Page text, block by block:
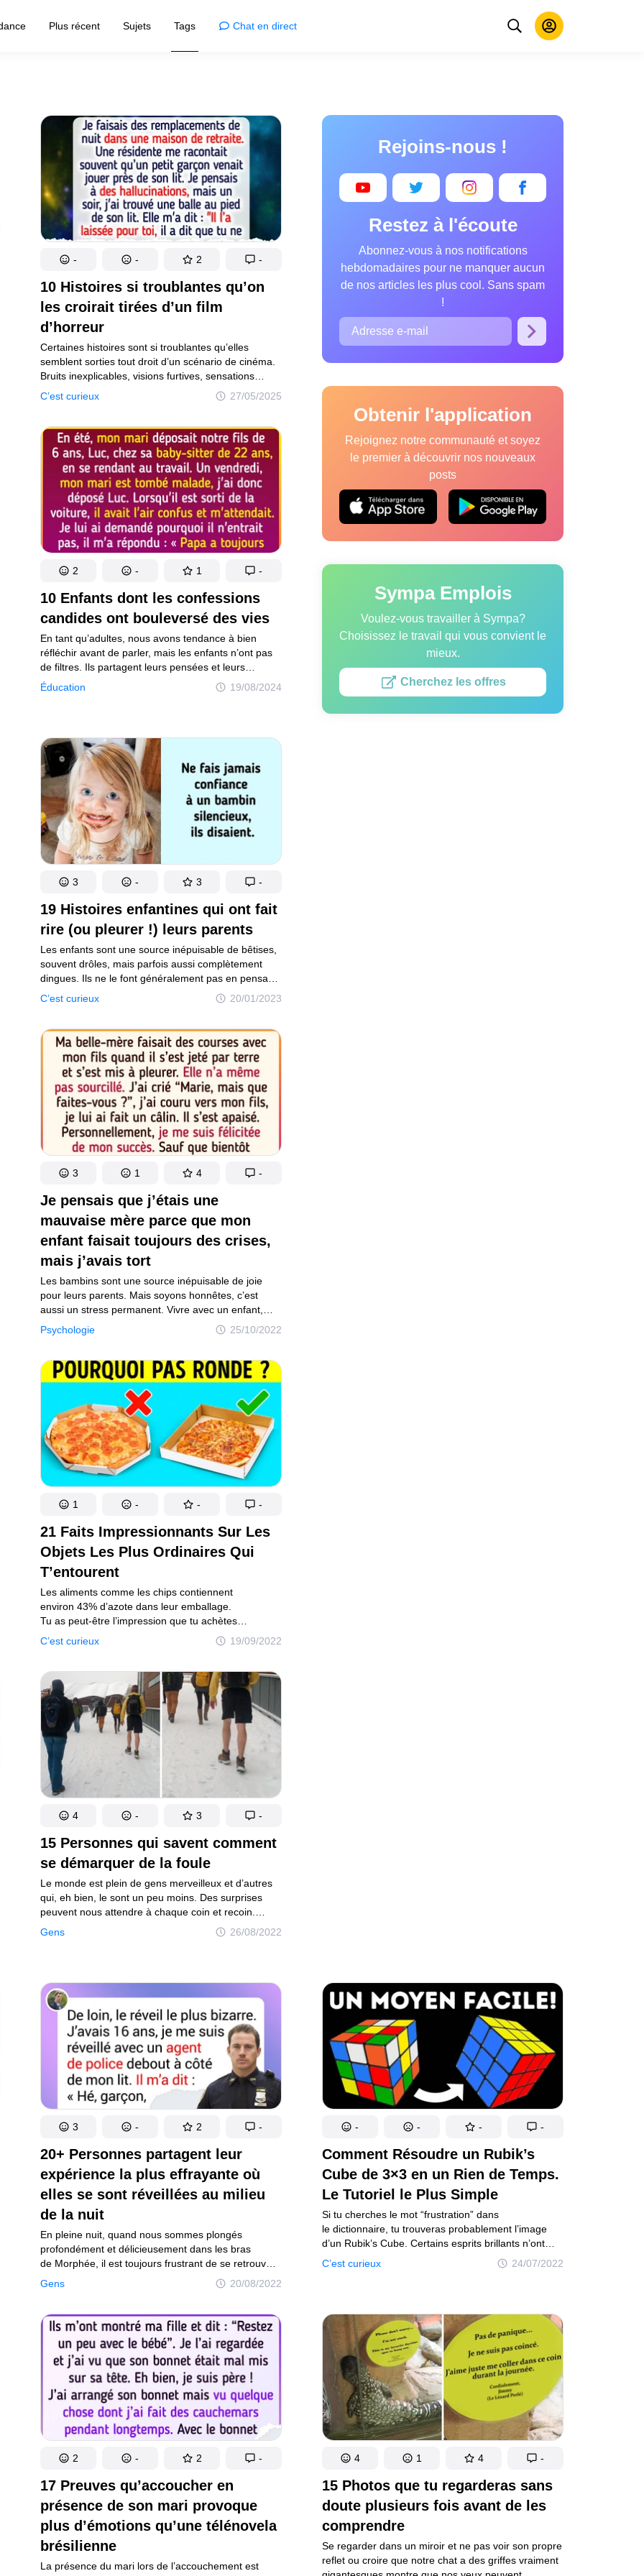
10 Histoires si troublantes qu’on
les croirait tirées d’un film
d’horreur
C’est curieux 27/05/2025
Certaines histoires sont si troublantes qu’elles
semblent sorties tout droit d’un scénario de cinéma.
Bruits inexplicables, visions furtives, sensations
glaçantes... ces récits vécus laissent un étrange
- - 2 -
10 Enfants dont les confessions
candides ont bouleversé des vies
Éducation 19/08/2024
En tant qu’adultes, nous avons tendance à bien
réfléchir avant de parler, mais les enfants n’ont pas
de filtres. Ils partagent leurs pensées et leurs
sentiments ouvertement, sans crainte. Cela peut
conduire à des révélations embarrassantes qui font
ou s’ils sont simplement le fruit de l’imagination d’un
enfant. Les histoires présentées dans cet article
illustrent une série d’aveux surprenants faits par des
enfants, qui ont tous laissé leurs parents
profondément déstabilisés.
2 - 1 -
19 Histoires enfantines qui ont fait
rire (ou pleurer !) leurs parents
C’est curieux 20/01/2023
Les enfants sont une source inépuisable de bêtises,
souvent drôles, mais parfois aussi complètement
dingues. Ils ne le font généralement pas en pensant
à mal : c’est leur façon de découvrir le monde. Quoi
qu’il en soit, la meilleure des choses qu’il reste
situations et d’apprendre à en rire.
3 - 3 -
Je pensais que j’étais une
mauvaise mère parce que mon
enfant faisait toujours des crises,
mais j’avais tort
Psychologie 25/10/2022
Les bambins sont une source inépuisable de joie
pour leurs parents. Mais soyons honnêtes, c’est
aussi un stress permanent. Vivre avec un enfant,
c’est comme vivre près d’un volcan : il y a un instant
à peine, il riait aux éclats, mais le voilà qui se met
se sentent déroutés et ne comprennent pas
pourquoi, alors que tout allait bien, leur ange hurle
à pleins poumons et n’a manifestement pas
l’intention d’arrêter, malgré les demandes, les
interdictions et les supplications. Aujourd’hui, l’une
de nos auteures souhaite partager avec toi l’histoire
des crises de colère de son enfant.
3 1 4 -
21 Faits Impressionnants Sur Les
Objets Les Plus Ordinaires Qui
T’entourent
C’est curieux 19/09/2022
Les aliments comme les chips contiennent
environ 43% d’azote dans leur emballage.
Tu as peut-être l’impression que tu achètes
un sachet à moitié rempli d’air, mais c’est
exactement le contraire : l’oxygène, le gaz que nous
de ton sachet — il les ferait rancir rapidement.
Ce n’est pas pour rien que l’on parle d’"oxydation".
1 - - -
15 Personnes qui savent comment
se démarquer de la foule
Gens 26/08/2022
Le monde est plein de gens merveilleux et d’autres
qui, eh bien, le sont un peu moins. Des surprises
peuvent nous attendre à chaque coin et recoin.
Tu peux partager ton siège avec les pieds
Et on ne peut s’empêcher de se demander : “Mais
qui fait des choses pareilles ?”.
4 - 3 -
20+ Personnes partagent leur
expérience la plus effrayante où
elles se sont réveillées au milieu
de la nuit
Gens 20/08/2022
En pleine nuit, quand nous sommes plongés
profondément et délicieusement dans les bras
de Morphée, il est toujours frustrant de se retrouver
soudainement réveillé, les yeux grands ouverts. Les
internautes ont partagé les histoires les plus
brusquement levés au milieu de la nuit.
3 - 2 -
Comment Résoudre un Rubik’s
Cube de 3×3 en un Rien de Temps.
Le Tutoriel le Plus Simple
C’est curieux 24/07/2022
Si tu cherches le mot “frustration” dans
le dictionnaire, tu trouveras probablement l’image
d’un Rubik’s Cube. Certains esprits brillants n’ont
besoin que de 5 secondes pour résoudre
le problème, tandis que d’autres passent des années
la solution avec un simple algorithme ? Je l’ai testé
moi-même, et c’est très vraiment facile ! Jette
un coup d’œil...
- - - -
17 Preuves qu’accoucher en
présence de son mari provoque
plus d’émotions qu’une télénovela
brésilienne
La présence du mari lors de l’accouchement est
2 - 2 -
15 Photos que tu regarderas sans
doute plusieurs fois avant de les
comprendre
Se regarder dans un miroir et ne pas voir son propre
reflet ou croire que notre chat a des griffes vraiment
4 1 4 -
Rejoins-nous !
Restez à l'écoute
Abonnez-vous à nos notifications
hebdomadaires pour ne manquer aucun
de nos articles les plus cool. Sans spam
!
Obtenir l'application
Rejoignez notre communauté et soyez
le premier à découvrir nos nouveaux
posts
Sympa Emplois
Voulez-vous travailler à Sympa?
Choisissez le travail qui vous convient le
mieux.
Cherchez les offres
Plus récent Sujets Tags Chat en direct
pour votre maison
inventions fascinantes
des développements
de la cuisine créative
!
Vie animale
Photographie
Magie en images
Célébrités
Stars et actualités !
C’est curieux
Mystères révélés !
Exploration de lieux
Humour
Politique de confidentialité Politique de droit d'auteur Politique relative aux cookies
Modalités de service